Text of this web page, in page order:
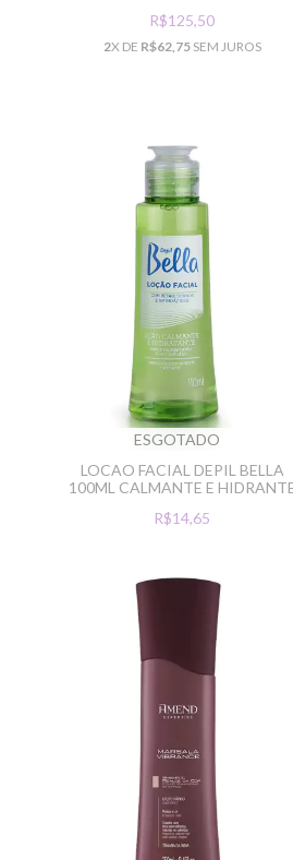
R$125,50
2X DE R$62,75SEM JUROS
ESGOTADO
LOCAO FACIAL DEPIL BELLA
100ML CALMANTE E
R$14,65